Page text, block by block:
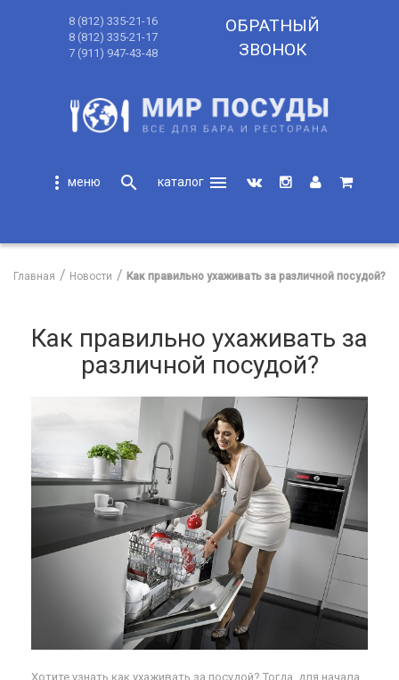
8 (812) 335-21-16
8 (812) 335-21-17
7 (911) 947-43-48
ОБРАТНЫЙ
ЗВОНОК
more_vert search
menu
Главная Новости Как правильно ухаживать за различной посудой?
Как правильно ухаживать за
различной посудой?
Хотите узнать как ухаживать за посудой? Тогда, для начала,